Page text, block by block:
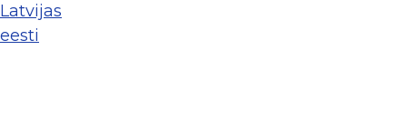
Latvijas
eesti